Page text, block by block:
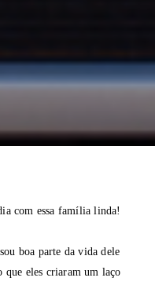
com essa família linda!
boa parte da vida dele
que eles criaram um laço